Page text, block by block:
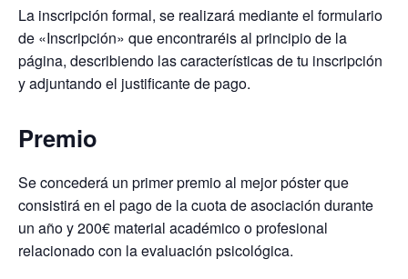
La inscripción formal, se realizará mediante el formulario
de «Inscripción» que encontraréis al principio de la
página, describiendo las características de tu inscripción
y adjuntando el justificante de pago.
Premio
Se concederá un primer premio al mejor póster que
consistirá en el pago de la cuota de asociación durante
un año y 200€ material académico o profesional
relacionado con la evaluación psicológica.